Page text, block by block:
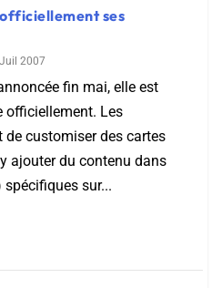
ses
2007
fin mai, elle est
officiellement. Les
de customiser des cartes
ajouter du contenu dans
sur...